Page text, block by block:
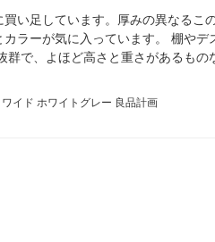
い足しています。厚みの異なるこ
ラーが気に入っています。 棚や
で、よほど高さと重さがあるも
イド ホワイトグレー 良品計画